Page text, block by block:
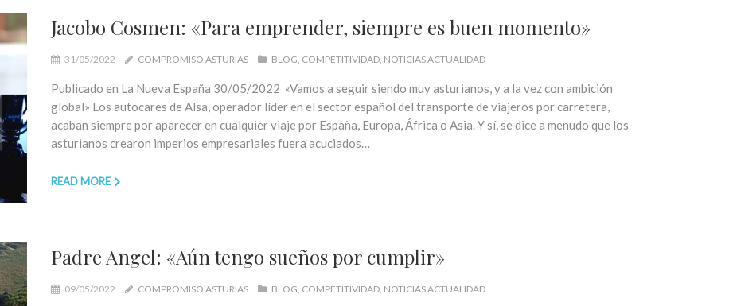
Jacobo Cosmen: «Para emprender, siempre es buen momento»
31/05/2022 COMPROMISO ASTURIAS BLOG COMPETITIVIDAD NOTICIAS ACTUALIDAD
Publicado en La Nueva España 30/05/2022 «Vamos a seguir siendo muy asturianos, y a la vez con ambición
global» Los autocares de Alsa, operador líder en el sector español del transporte de viajeros por carretera,
acaban siempre por aparecer en cualquier viaje por España, Europa, África o Asia. Y sí, se dice a menudo que los
asturianos crearon imperios empresariales fuera acuciados…
READ MORE
Padre Angel: «Aún tengo sueños por cumplir»
09/05/2022 COMPROMISO ASTURIAS BLOG COMPETITIVIDAD NOTICIAS ACTUALIDAD